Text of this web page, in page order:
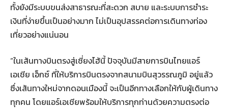
ทั้งยังมีระบบขนส่งสาธารณะที่สะดวก สบาย และระบบการชำระ
เงินที่ง่ายขึ้นเป็นอย่างมาก ไม่เป็นอุปสรรคต่อการเดินทางท่อง
เที่ยวอย่างแน่นอน
“ในเส้นทางบินตรงสู่เซี่ยงไฮ้นี้ ปัจจุบันมีสายการบินไทยแอร์
เอเชีย เอ็กซ์ ที่ให้บริการบินตรงจากสนามบินสุวรรณภูมิ อยู่แล้ว
ซึ่งเส้นทางใหม่จากดอนเมืองนี้ จะเป็นอีกทางเลือกให้กับผู้เดินทาง
ทุกคน โดยแอร์เอเชียพร้อมให้บริการทุกท่านด้วยความตรงต่อ